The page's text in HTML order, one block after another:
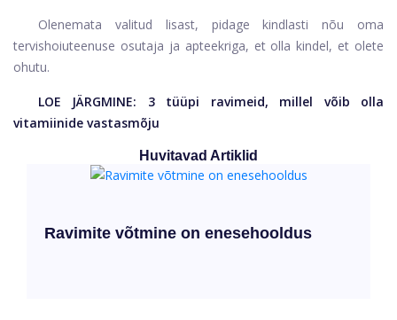
Olenemata valitud lisast, pidage kindlasti nõu oma
tervishoiuteenuse osutaja ja apteekriga, et olla kindel, et olete
ohutu.
LOE JÄRGMINE:
3 tüüpi ravimeid, millel võib olla
vitamiinide vastasmõju
Huvitavad Artiklid
Ravimite võtmine on enesehooldus